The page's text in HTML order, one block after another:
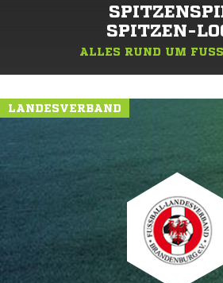
SPITZEN-
ALLES RUND UM
LANDESVERBAND